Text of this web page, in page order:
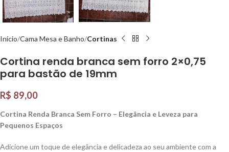
Início Cama Mesa e Banho Cortinas
Cortina renda branca sem forro 2×0,75
para bastão de 19mm
R$ 89,00
Cortina Renda Branca Sem Forro – Elegância e Leveza para
Pequenos Espaços
Adicione um toque de elegância e delicadeza ao seu ambiente com a